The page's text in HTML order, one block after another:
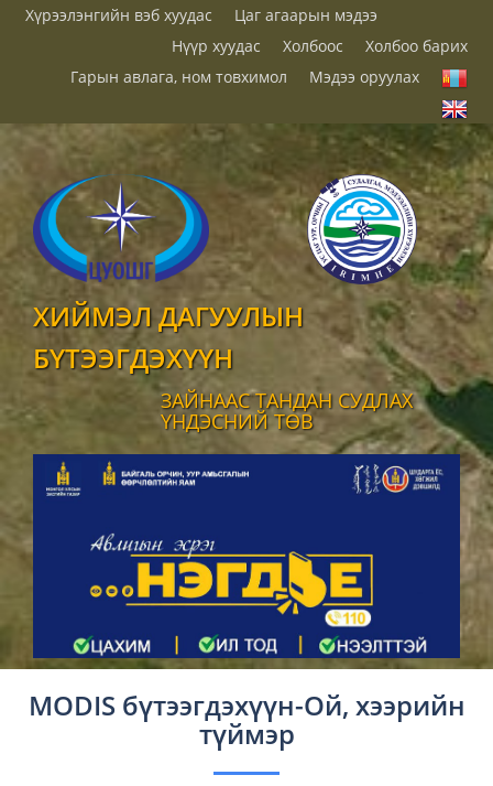
Хүрээлэнгийн вэб хуудас
Цаг агаарын мэдээ
Нүүр хуудас
Холбоос
Холбоо барих
Гарын авлага, ном товхимол
Мэдээ оруулах
ХИЙМЭЛ ДАГУУЛЫН
БҮТЭЭГДЭХҮҮН
ЗАЙНААС ТАНДАН СУДЛАХ
ҮНДЭСНИЙ ТӨВ
MODIS бүтээгдэхүүн-Ой, хээрийн
түймэр